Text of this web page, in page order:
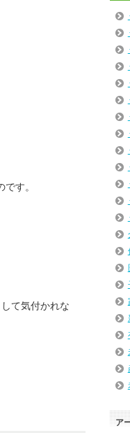
す。
て気付かれな
ア